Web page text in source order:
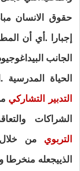
حقوق الانسان
إجبارا .أي أن
الجانب البيداغوجي
الحياة المدرسية
التدبير التشاركي
الشراكات
التربوي من خلال
الذييجعله منخرطا و